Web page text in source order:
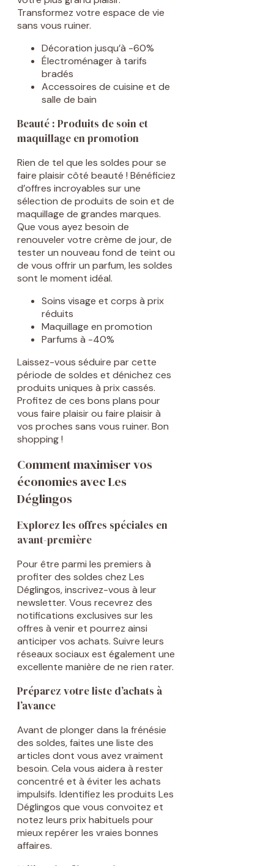
Transformez votre espace de vie
sans vous ruiner.
Décoration jusqu’à -60%
Électroménager à tarifs
bradés
Accessoires de cuisine et de
salle de bain
Beauté : Produits de soin et
maquillage en promotion
Rien de tel que les soldes pour se
faire plaisir côté beauté ! Bénéficiez
d’offres incroyables sur une
sélection de produits de soin et de
maquillage de grandes marques.
Que vous ayez besoin de
renouveler votre crème de jour, de
tester un nouveau fond de teint ou
de vous offrir un parfum, les soldes
sont le moment idéal.
Soins visage et corps à prix
réduits
Maquillage en promotion
Parfums à -40%
Laissez-vous séduire par cette
période de soldes et dénichez ces
produits uniques à prix cassés.
Profitez de ces bons plans pour
vous faire plaisir ou faire plaisir à
vos proches sans vous ruiner. Bon
shopping !
Comment maximiser vos
économies avec Les
Déglingos
Explorez les offres spéciales en
avant-première
Pour être parmi les premiers à
profiter des soldes chez Les
Déglingos, inscrivez-vous à leur
newsletter. Vous recevrez des
notifications exclusives sur les
offres à venir et pourrez ainsi
anticiper vos achats. Suivre leurs
réseaux sociaux est également une
excellente manière de ne rien rater.
Préparez votre liste d’achats à
l’avance
Avant de plonger dans la frénésie
des soldes, faites une liste des
articles dont vous avez vraiment
besoin. Cela vous aidera à rester
concentré et à éviter les achats
impulsifs. Identifiez les produits Les
Déglingos que vous convoitez et
notez leurs prix habituels pour
mieux repérer les vraies bonnes
affaires.